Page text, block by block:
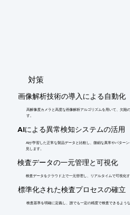
​対策
画像解析技術の導入による自動化
高解像度カメラと高度な画像解析アルゴリズムを用いて、欠陥
す。
AIによる異常検知システムの活用
AIが学習した正常な製品データと比較し、微細な異常やパター
見します。
検査データの一元管理と可視化
検査データをクラウド上で一元管理し、リアルタイムで可視化
標準化された検査プロセスの確立
検査基準を明確に定義し、誰でも一定の精度で検査できるよう